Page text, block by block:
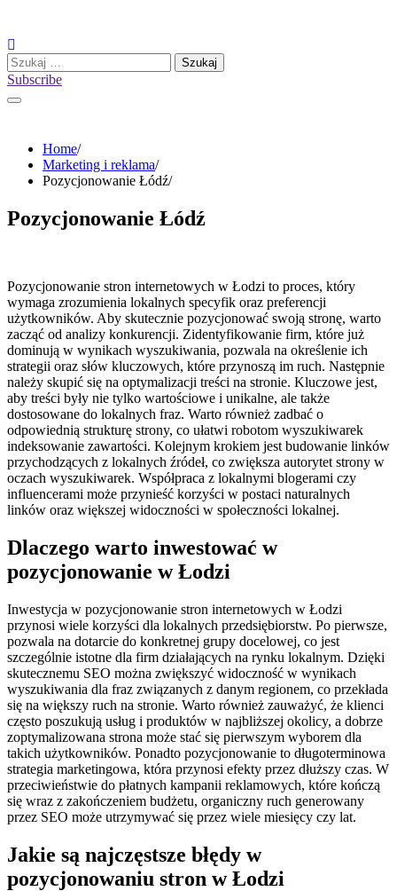
content
Szukaj:
Subscribe
Home
Marketing i reklama
Pozycjonowanie Łódź
Pozycjonowanie Łódź
Pozycjonowanie stron internetowych w Łodzi to proces, który
wymaga zrozumienia lokalnych specyfik oraz preferencji
użytkowników. Aby skutecznie pozycjonować swoją stronę, warto
zacząć od analizy konkurencji. Zidentyfikowanie firm, które już
dominują w wynikach wyszukiwania, pozwala na określenie ich
strategii oraz słów kluczowych, które przynoszą im ruch. Następnie
należy skupić się na optymalizacji treści na stronie. Kluczowe jest,
aby treści były nie tylko wartościowe i unikalne, ale także
dostosowane do lokalnych fraz. Warto również zadbać o
odpowiednią strukturę strony, co ułatwi robotom wyszukiwarek
indeksowanie zawartości. Kolejnym krokiem jest budowanie linków
przychodzących z lokalnych źródeł, co zwiększa autorytet strony w
oczach wyszukiwarek. Współpraca z lokalnymi blogerami czy
influencerami może przynieść korzyści w postaci naturalnych
linków oraz większej widoczności w społeczności lokalnej.
Dlaczego warto inwestować w
pozycjonowanie w Łodzi
Inwestycja w pozycjonowanie stron internetowych w Łodzi
przynosi wiele korzyści dla lokalnych przedsiębiorstw. Po pierwsze,
pozwala na dotarcie do konkretnej grupy docelowej, co jest
szczególnie istotne dla firm działających na rynku lokalnym. Dzięki
skutecznemu SEO można zwiększyć widoczność w wynikach
wyszukiwania dla fraz związanych z danym regionem, co przekłada
się na większy ruch na stronie. Warto również zauważyć, że klienci
często poszukują usług i produktów w najbliższej okolicy, a dobrze
zoptymalizowana strona może stać się pierwszym wyborem dla
takich użytkowników. Ponadto pozycjonowanie to długoterminowa
strategia marketingowa, która przynosi efekty przez dłuższy czas. W
przeciwieństwie do płatnych kampanii reklamowych, które kończą
się wraz z zakończeniem budżetu, organiczny ruch generowany
przez SEO może utrzymywać się przez wiele miesięcy czy lat.
Jakie są najczęstsze błędy w
pozycjonowaniu stron w Łodzi